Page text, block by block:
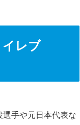
イレブ
手や元日本代表な